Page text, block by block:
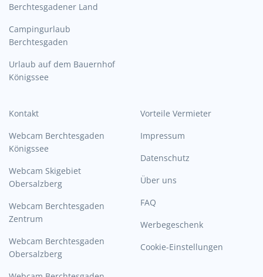
Berchtesgadener Land
Campingurlaub
Berchtesgaden
Urlaub auf dem Bauernhof
Königssee
Kontakt
Webcam Berchtesgaden
Königssee
Webcam Skigebiet
Obersalzberg
Webcam Berchtesgaden
Zentrum
Webcam Berchtesgaden
Obersalzberg
Vorteile Vermieter
Impressum
Datenschutz
Über uns
FAQ
Werbegeschenk
Cookie-Einstellungen